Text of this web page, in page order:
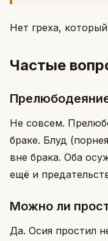
Нет греха,
Частые
Не совсем.
браке. Блуд
вне брака. Оба
ещё и
Можно ли
Да. Осия простил